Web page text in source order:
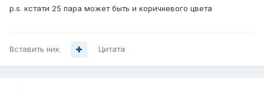
p.s. кстати 25 пара может быть и коричневого цвета
Вставить ник Цитата